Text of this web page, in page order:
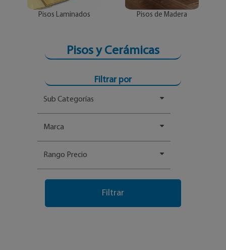
Pisos Laminados Pisos de Madera
Pisos y Cerámicas
Filtrar por
Sub Categorías
Marca
Rango Precio